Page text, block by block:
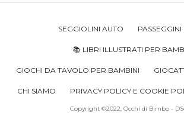
SEGGIOLINI AUTO PASSEGGINI
📚 LIBRI ILLUSTRATI PER
GIOCHI DA TAVOLO PER BAMBINI
CHI SIAMO PRIVACY POLICY E COOKIE
Copyright ©2022, Occhi di Bimbo -